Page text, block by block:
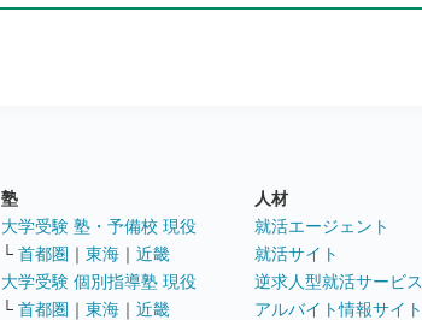
塾
大学受験 塾・予備校 現役
└ 首都圏 ｜ 東海 ｜ 近畿
大学受験 個別指導塾 現役
└ 首都圏 ｜ 東海 ｜ 近畿
人材
就活エージェント
就活サイト
逆求人型就活サービス
アルバイト情報サイト